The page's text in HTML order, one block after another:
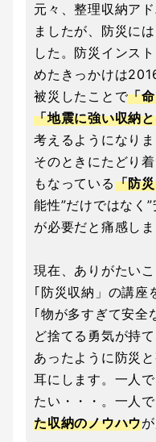
元々、整理収納ア
ましたが、防災に
した。防災インス
めたきっかけは
被災したことで「
「地震に強い収納
考えるようになりま
そのときにたどり
もなっている「防
能性”だけではなく
が必要だと痛感しま
現在、ありがたい
｢防災収納」の講座
｢物が多すぎて安全
ど捨てる勇気が持
あったように防災
耳にします。一人
たい・・・。一人
た収納のノウハウ